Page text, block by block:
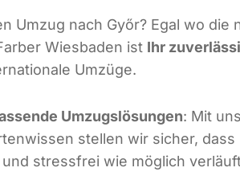
Umzug nach Győr? Egal wo die
Wiesbaden ist Ihr
Umzüge.
Umzugslösungen: Mit
stellen wir sicher, dass
stressfrei wie möglich